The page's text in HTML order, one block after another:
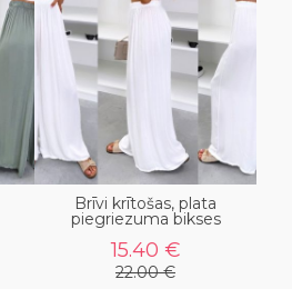
Brīvi krītošas, plata
piegriezuma bikses
15.40 €
22.00 €